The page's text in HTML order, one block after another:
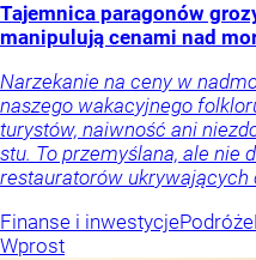
Tajemnica paragonów
manipulują cenami nad
Narzekanie na ceny w
naszego wakacyjnego
turystów, naiwność ani
stu. To przemyślana, ale nie
restauratorów ukrywających
Finanse i inwestycjePodróże
Wprost